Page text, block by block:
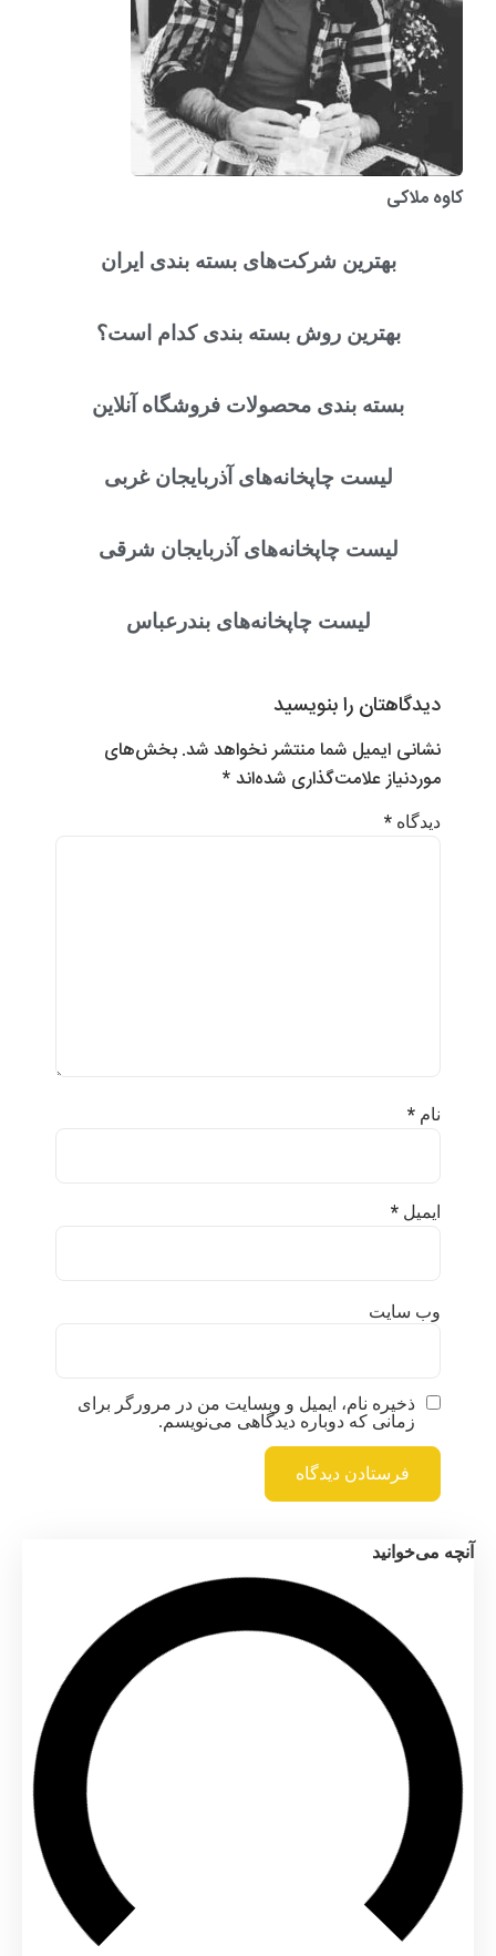
ملاکی
بهترین شرکت‌های بسته بندی ایران
بهترین روش بسته بندی کدام است؟
بسته بندی محصولات فروشگاه آنلاین
لیست چاپخانه‌های آذربایجان غربی
لیست چاپخانه‌های آذربایجان شرقی
لیست چاپخانه‌های بندر‌عباس
دیدگاهتان را بنویسید
نشانی ایمیل شما منتشر نخواهد شد.بخش‌های
موردنیاز علامت‌گذاری شده‌اند*
*
وب‌ سایت
ذخیره نام، ایمیل و وبسایت من در مرورگر برای
زمانی که دوباره دیدگاهی می‌نویسم.
می‌خوانید